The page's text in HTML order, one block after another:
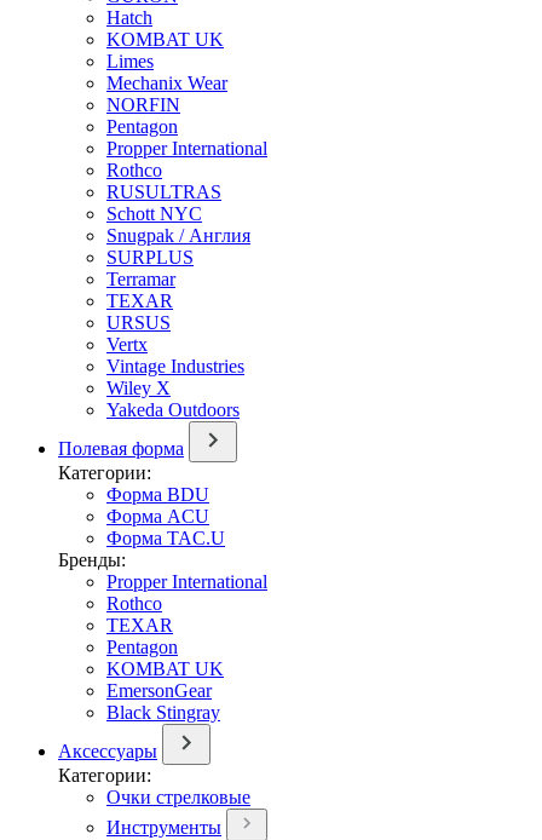
Hatch
KOMBAT UK
Limes
Mechanix Wear
NORFIN
Pentagon
Propper International
Rothco
RUSULTRAS
Schott NYC
Snugpak / Англия
SURPLUS
Terramar
TEXAR
URSUS
Vertx
Vintage Industries
Wiley X
Yakeda Outdoors
Полевая форма
Категории:
Форма BDU
Форма ACU
Форма TAC.U
Бренды:
Propper International
Rothco
TEXAR
Pentagon
KOMBAT UK
EmersonGear
Black Stingray
Аксессуары
Категории:
Очки стрелковые
Инструменты